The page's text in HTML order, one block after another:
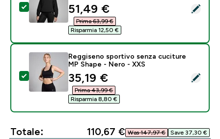
Seleziona questo prodotto - Giacca a vento MP
discounted price
51,49 €‎
Prima 63,99 €‎
Risparmia 12,50 €‎
Seleziona questo prodotto - Reggiseno sportivo
Reggiseno sportivo senza cuciture
MP Shape - Nero - XXS
discounted price
35,19 €‎
Prima 43,99 €‎
Risparmia 8,80 €‎
Totale: 110,67 €‎ Was 147,97 €‎ Save 37,30 €‎